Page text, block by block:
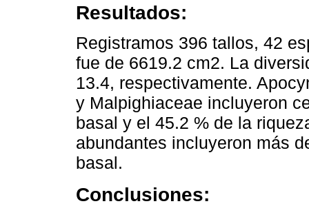
Resultados:
Registramos 396 tallos, 42
fue de 6619.2 cm2. La
13.4, respectivamente.
y Malpighiaceae incluyeron
basal y el 45.2 % de la
abundantes incluyeron más
basal.
Conclusiones: